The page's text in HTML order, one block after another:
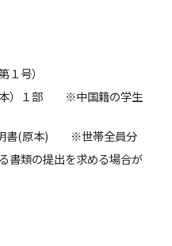
号）
本）１部 ※中国籍の学生
明書(原本) ※世帯全員分
書類の提出を求める場合が